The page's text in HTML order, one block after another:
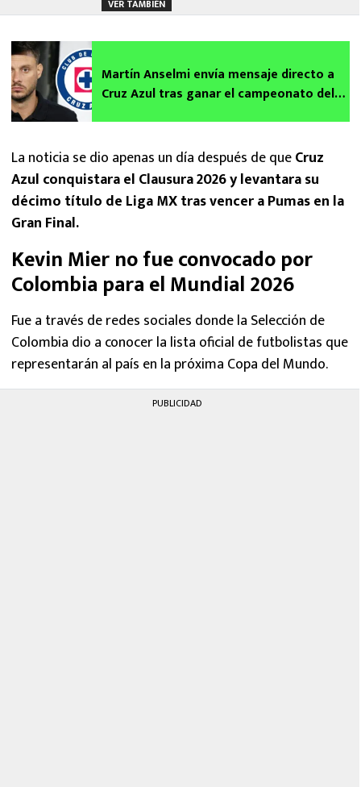
VER TAMBIÉN
Martín Anselmi envía mensaje directo a
Cruz Azul tras ganar el campeonato del
La noticia se dio apenas un día después de queCruz
Azul conquistara el Clausura 2026 y levantara su
décimo título de Liga MX tras vencer a Pumas en la
Gran Final.
Kevin Mier no fue convocado por
Colombia para el Mundial 2026
Fue a través de redes sociales donde la Selección de
Colombia dio a conocer la lista oficial de futbolistas que
representarán al país en la próxima Copa del Mundo.
PUBLICIDAD